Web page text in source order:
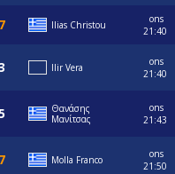
Ilias Christou
ons
21:40
Ilir Vera
ons
21:40
Θανάσης
Μανίτσας
ons
21:43
Molla Franco
ons
21:50